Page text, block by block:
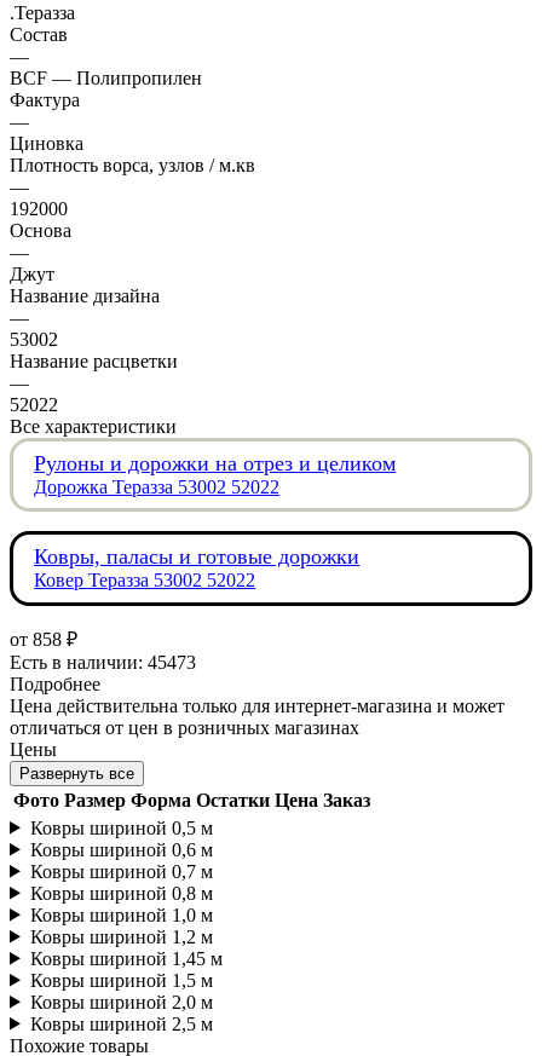
.Теразза
Состав
—
BCF — Полипропилен
Фактура
—
Циновка
Плотность ворса, узлов / м.кв
—
192000
Основа
—
Джут
Название дизайна
—
53002
Название расцветки
—
52022
Все характеристики
Рулоны и дорожки на отрез и целиком
Дорожка Теразза 53002 52022
Ковры, паласы и готовые дорожки
Ковер Теразза 53002 52022
от 858 ₽
Есть в наличии: 45473
Подробнее
Цена действительна только для интернет-магазина и может
отличаться от цен в розничных магазинах
Цены
Развернуть все
Фото Размер Форма Остатки Цена Заказ
Ковры шириной 0,5 м
Ковры шириной 0,6 м
Ковры шириной 0,7 м
Ковры шириной 0,8 м
Ковры шириной 1,0 м
Ковры шириной 1,2 м
Ковры шириной 1,45 м
Ковры шириной 1,5 м
Ковры шириной 2,0 м
Ковры шириной 2,5 м
Похожие товары